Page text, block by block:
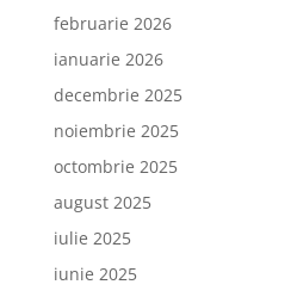
februarie 2026
ianuarie 2026
decembrie 2025
noiembrie 2025
octombrie 2025
august 2025
iulie 2025
iunie 2025